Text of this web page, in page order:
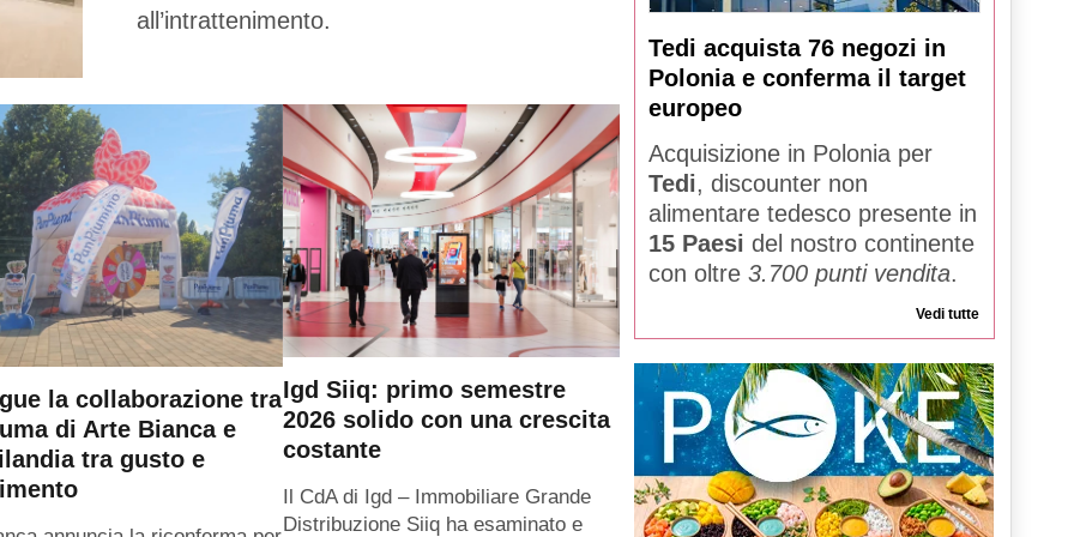
all’intrattenimento.
la collaborazione tra
di Arte Bianca e
tra gusto e
Igd Siiq: primo semestre
2026 solido con una crescita
costante
Il CdA di Igd – Immobiliare Grande
Distribuzione Siiq ha esaminato e
Tedi acquista 76 negozi in
Polonia e conferma il target
europeo
Acquisizione in Polonia per
Tedi, discounter non
alimentare tedesco presente in
15 Paesi del nostro continente
con oltre 3.700 punti vendita.
Vedi tutte